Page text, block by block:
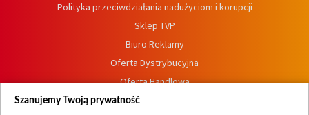
Polityka przeciwdziałania nadużyciom i korupcji
Sklep TVP
Biuro Reklamy
Oferta Dystrybucyjna
Oferta Handlowa
Dostępność
Szanujemy Twoją prywatność